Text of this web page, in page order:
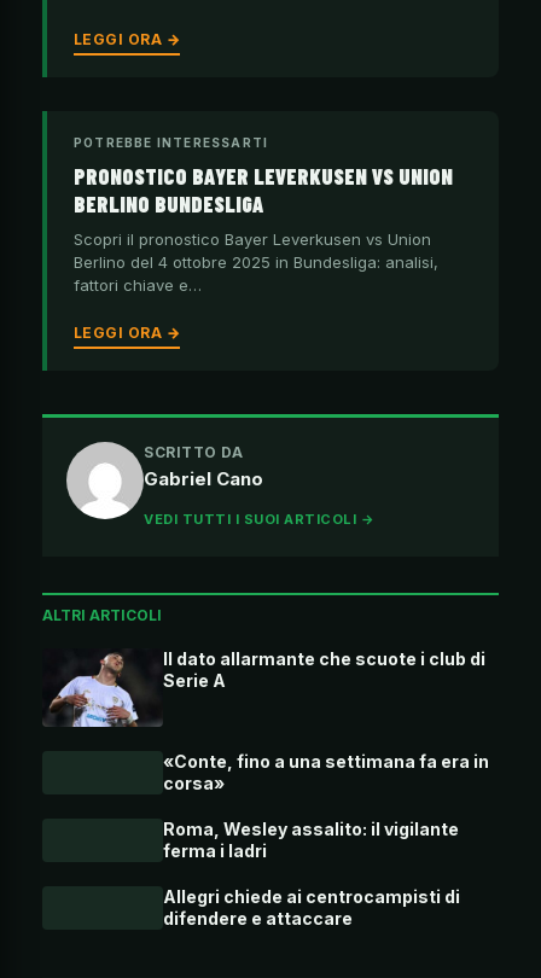
LEGGI ORA →
POTREBBE INTERESSARTI
PRONOSTICO BAYER LEVERKUSEN VS UNION
BERLINO BUNDESLIGA
Scopri il pronostico Bayer Leverkusen vs Union
Berlino del 4 ottobre 2025 in Bundesliga: analisi,
fattori chiave e…
LEGGI ORA →
SCRITTO DA
Gabriel Cano
VEDI TUTTI I SUOI ARTICOLI →
ALTRI ARTICOLI
Il dato allarmante che scuote i club di
Serie A
«Conte, fino a una settimana fa era in
corsa»
Roma, Wesley assalito: il vigilante
ferma i ladri
Allegri chiede ai centrocampisti di
difendere e attaccare